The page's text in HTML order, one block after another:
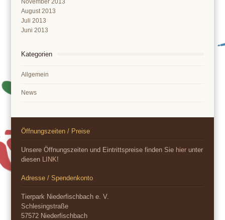
August 2013
Juli 2013
Juni 2013
Kategorien
Allgemein
News
Öffnungszeiten / Preise
Unsere Öffnungszeiten und Eintrittspreise finden Sie hier unter
diesen LINK!
Adresse / Spendenkonto
Tierpark Niederfischbach e. V.
Schlesingstraße
57572 Niederfischbach